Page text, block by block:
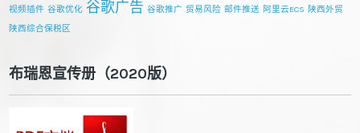
视频插件 谷歌优化 谷歌广告 谷歌推广 贸易风险 邮件推送 阿里云ECS 陕西外贸
陕西综合保税区
布瑞恩宣传册（2020版）